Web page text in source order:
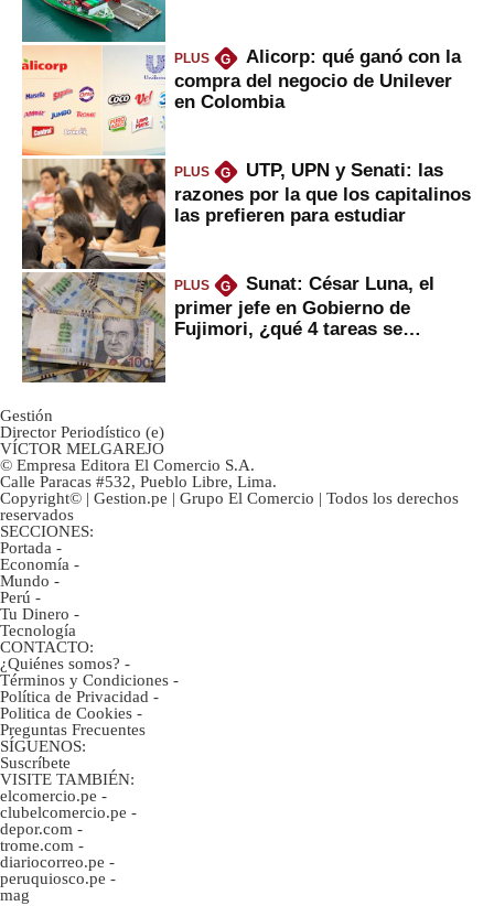
PLUS G
Alicorp: qué ganó con la
compra del negocio de Unilever
en Colombia
PLUS G
UTP, UPN y Senati: las
razones por la que los capitalinos
las prefieren para estudiar
PLUS G
Sunat: César Luna, el
primer jefe en Gobierno de
Fujimori, ¿qué 4 tareas se
Gestión
Director Periodístico (e)
VÍCTOR MELGAREJO
© Empresa Editora El Comercio S.A.
Calle Paracas #532, Pueblo Libre, Lima.
Copyright© | Gestion.pe | Grupo El Comercio | Todos los derechos
reservados
SECCIONES:
Portada -
Economía -
Mundo -
Perú -
Tu Dinero -
Tecnología
CONTACTO:
¿Quiénes somos? -
Términos y Condiciones -
Política de Privacidad -
Politica de Cookies -
Preguntas Frecuentes
SÍGUENOS:
Suscríbete
VISITE TAMBIÉN:
elcomercio.pe -
clubelcomercio.pe -
depor.com -
trome.com -
diariocorreo.pe -
peruquiosco.pe -
mag